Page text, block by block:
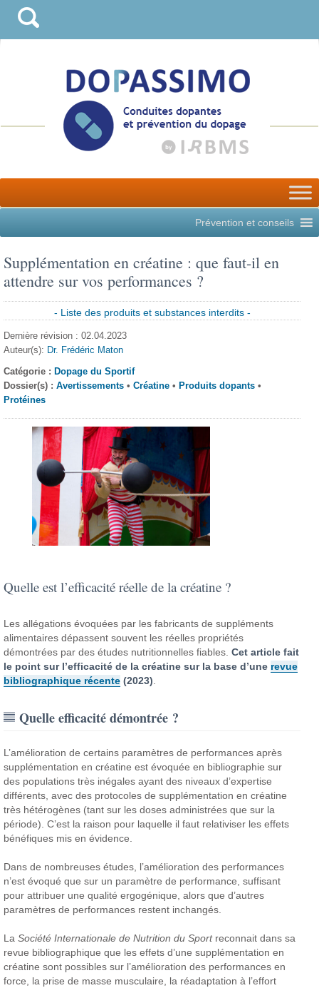
Prévention et conseils
Supplémentation en créatine : que faut-il en
attendre sur vos performances ?
- Liste des produits et substances interdits -
Dernière révision : 02.04.2023
Auteur(s): Dr. Frédéric Maton
Catégorie : Dopage du Sportif
Dossier(s) :Avertissements •Créatine • Produits dopants •
Protéines
Quelle est l’efficacité réelle de la créatine ?
Les allégations évoquées par les fabricants de suppléments
alimentaires dépassent souvent les réelles propriétés
démontrées par des études nutritionnelles fiables.Cet article fait
le point sur l’efficacité de la créatine sur la base d’une revue
bibliographique récente (2023)
Quelle efficacité démontrée ?
L’amélioration de certains paramètres de performances après
supplémentation en créatine est évoquée en bibliographie sur
des populations très inégales ayant des niveaux d’expertise
différents, avec des protocoles de supplémentation en créatine
très hétérogènes (tant sur les doses administrées que sur la
période). C’est la raison pour laquelle il faut relativiser les effets
bénéfiques mis en évidence.
Dans de nombreuses études, l’amélioration des performances
n’est évoqué que sur un paramètre de performance, suffisant
pour attribuer une qualité ergogénique, alors que d’autres
paramètres de performances restent inchangés.
LaSociété Internationale de Nutrition du Sportreconnait dans sa
revue bibliographique que les effets d’une supplémentation en
créatine sont possibles sur l’amélioration des performances en
force, la prise de masse musculaire, la réadaptation à l’effort